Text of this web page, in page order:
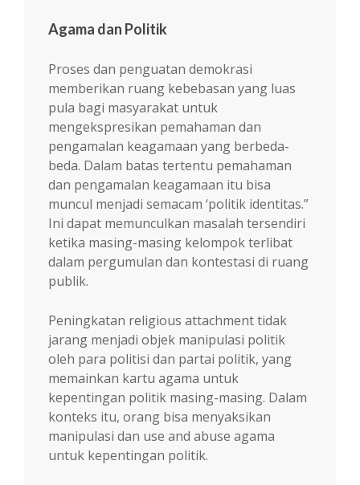
Agama dan Politik
Proses dan penguatan demokrasi
memberikan ruang kebebasan yang luas
pula bagi masyarakat untuk
mengekspresikan pemahaman dan
pengamalan keagamaan yang berbeda-
beda. Dalam batas tertentu pemahaman
dan pengamalan keagamaan itu bisa
muncul menjadi semacam ‘politik identitas.”
Ini dapat memunculkan masalah tersendiri
ketika masing-masing kelompok terlibat
dalam pergumulan dan kontestasi di ruang
publik.
Peningkatan religious attachment tidak
jarang menjadi objek manipulasi politik
oleh para politisi dan partai politik, yang
memainkan kartu agama untuk
kepentingan politik masing-masing. Dalam
konteks itu, orang bisa menyaksikan
manipulasi dan use and abuse agama
untuk kepentingan politik.